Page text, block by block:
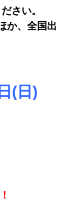
さい。
か、全国出
(日)